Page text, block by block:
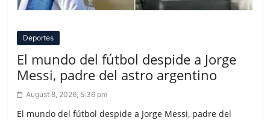
Deportes
El mundo del fútbol despide a Jorge
Messi, padre del astro argentino
August 8, 2026, 5:36 pm
El mundo del fútbol despide a Jorge Messi, padre del